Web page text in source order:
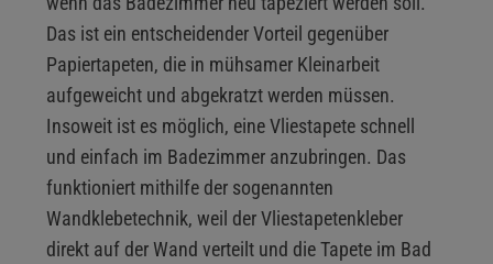
Das ist ein entscheidender Vorteil gegenüber
Papiertapeten, die in mühsamer Kleinarbeit
aufgeweicht und abgekratzt werden müssen.
Insoweit ist es möglich, eine Vliestapete schnell
und einfach im Badezimmer anzubringen. Das
funktioniert mithilfe der sogenannten
Wandklebetechnik, weil der Vliestapetenkleber
direkt auf der Wand verteilt und die Tapete im Bad